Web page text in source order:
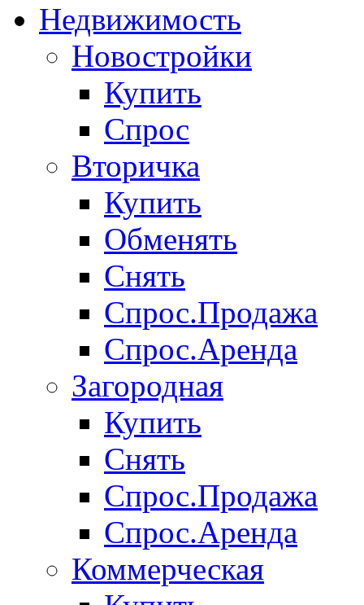
Недвижимость
Новостройки
Купить
Спрос
Вторичка
Купить
Обменять
Снять
Спрос.Продажа
Спрос.Аренда
Загородная
Купить
Снять
Спрос.Продажа
Спрос.Аренда
Коммерческая